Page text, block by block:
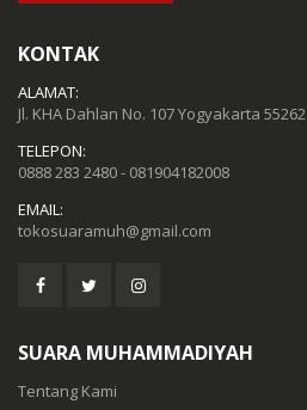
KONTAK
ALAMAT:
Jl. KHA Dahlan No. 107 Yogyakarta 55262
TELEPON:
0888 283 2480 - 081904182008
EMAIL:
tokosuaramuh@gmail.com
SUARA MUHAMMADIYAH
Tentang Kami